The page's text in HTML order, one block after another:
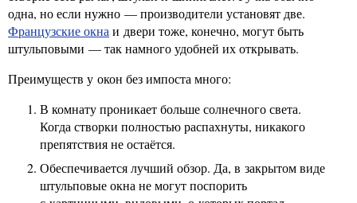
одна, но если нужно — производители установят две.
Французские окна и двери тоже, конечно, могут быть
штульповыми — так намного удобней их открывать.
Преимуществ у окон без импоста много:
В комнату проникает больше солнечного света.
Когда створки полностью распахнуты, никакого
препятствия не остаётся.
Обеспечивается лучший обзор. Да, в закрытом виде
штульповые окна не могут поспорить